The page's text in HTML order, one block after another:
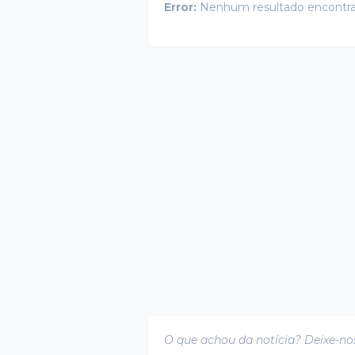
Error: Nenhum resultado
O que achou da notícia? Deixe-